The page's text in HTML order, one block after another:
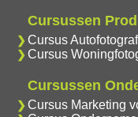
Cursussen
Cursus
Cursus
Cursussen
Cursus Marketing